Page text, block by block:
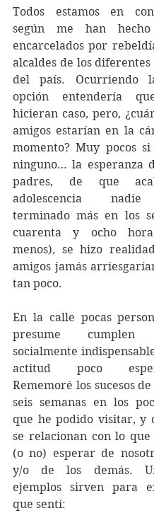
Todos estamos en
según me han
encarcelados por
alcaldes de los
del país. Ocurriendo
opción entendería
hicieran caso, pero,
amigos estarían en la
momento? Muy pocos
ninguno… la esperanza
padres, de que
adolescencia
terminado más en los
cuarenta y ocho
menos), se hizo
amigos jamás
tan poco.
En la calle pocas
presume cumplen
socialmente
actitud poco
Rememoré los sucesos
seis semanas en los
que he podido visitar, y
se relacionan con lo
(o no) esperar de
y/o de los demás.
ejemplos sirven para
que sentí: